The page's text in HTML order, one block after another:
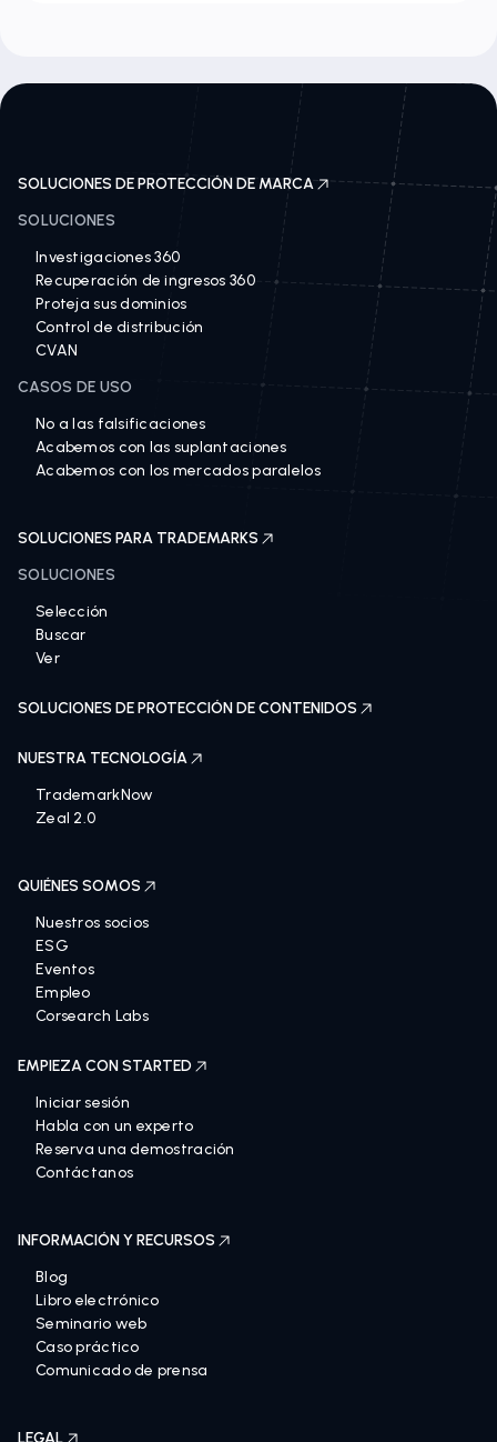
SOLUCIONES DE PROTECCIÓN DE MARCA
SOLUCIONES
Investigaciones 360
Recuperación de ingresos 360
Proteja sus dominios
Control de distribución
CVAN
CASOS DE USO
No a las falsificaciones
Acabemos con las suplantaciones
Acabemos con los mercados paralelos
SOLUCIONES PARA TRADEMARKS
SOLUCIONES
Selección
Buscar
Ver
SOLUCIONES DE PROTECCIÓN DE CONTENIDOS
NUESTRA TECNOLOGÍA
TrademarkNow
Zeal 2.0
QUIÉNES SOMOS
Nuestros socios
ESG
Eventos
Empleo
Corsearch Labs
EMPIEZA CON STARTED
Iniciar sesión
Habla con un experto
Reserva una demostración
Contáctanos
INFORMACIÓN Y RECURSOS
Blog
Libro electrónico
Seminario web
Caso práctico
Comunicado de prensa
LEGAL